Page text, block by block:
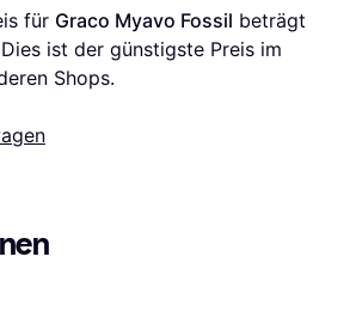
für Graco Myavo Fossil beträgt
ist der günstigste Preis im
Shops.